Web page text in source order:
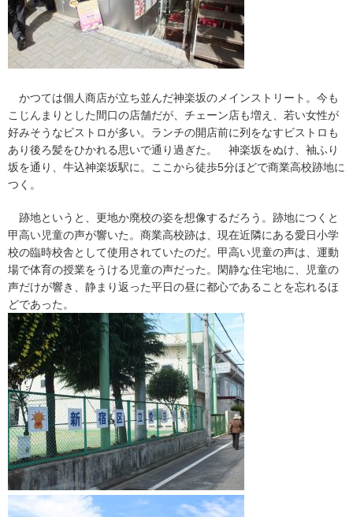
かつては個人商店が立ち並んだ神楽坂のメインストリート。今も
こじんまりとした間口の店舗だが、チェーン店も増え、若い女性が
好みそうなビストロが多い。ランチの開店前に列をなすビストロも
あり後ろ髪をひかれる思いで通り過ぎた。 神楽坂をぬけ、袖ふり
坂を通り、牛込神楽坂駅に。ここから徒歩5分ほどで商業高校跡地に
つく。
跡地というと、更地か廃校の姿を想像するだろう。跡地につくと
甲高い児童の声が響いた。商業高校跡は、現在近隣にある愛日小学
校の臨時校舎として使用されていたのだ。甲高い児童の声は、運動
場で体育の授業をうける児童の声だった。閑静な住宅地に、児童の
声だけが響き、静まり返った平日の昼に都心であることを忘れるほ
どであった。